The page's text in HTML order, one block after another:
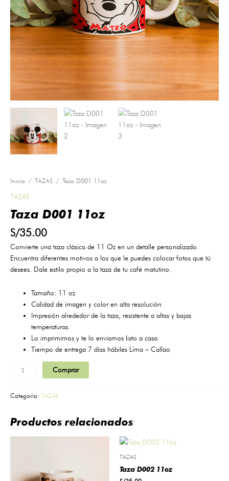
Inicio / TAZAS / Taza D001 11oz
TAZAS
Taza D001 11oz
S/35.00
Convierte una taza clásica de 11 Oz en un detalle personalizado.
Encuentra diferentes motivos a los que le puedes colocar fotos que tú
desees. Dale estilo propio a la taza de tu café matutino.
Tamaño: 11 oz
Calidad de imagen y color en alta resolución
Impresión alrededor de la taza, resistente a altas y bajas
temperaturas.
Lo imprimimos y te lo enviamos listo a casa
Tiempo de entrega 7 días hábiles Lima – Callao
Comprar
Categoría: TAZAS
Productos relacionados
TAZAS
Taza D002 11oz